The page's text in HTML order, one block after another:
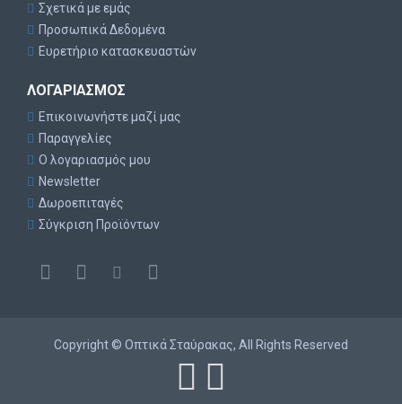
Σχετικά με εμάς
Προσωπικά Δεδομένα
Ευρετήριο κατασκευαστών
ΛΟΓΑΡΙΑΣΜΌΣ
Επικοινωνήστε μαζί μας
Παραγγελίες
Ο λογαριασμός μου
Newsletter
Δωροεπιταγές
Σύγκριση Προϊόντων
Copyright © Οπτικά Σταύρακας, All Rights Reserved